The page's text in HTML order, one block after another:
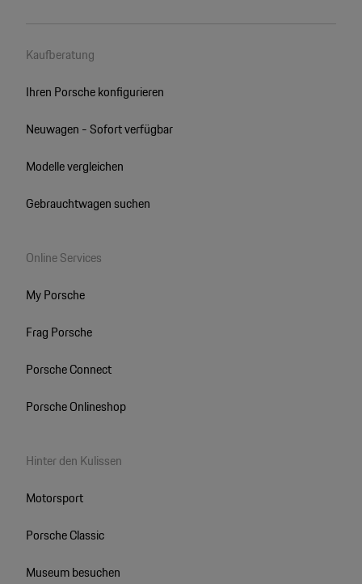
Kaufberatung
Ihren Porsche konfigurieren
Neuwagen - Sofort verfügbar
Modelle vergleichen
Gebrauchtwagen suchen
Online Services
My Porsche
Frag Porsche
Porsche Connect
Porsche Onlineshop
Hinter den Kulissen
Motorsport
Porsche Classic
Museum besuchen